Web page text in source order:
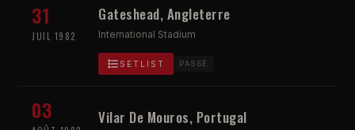
31
JUIL 1982
Gateshead, Angleterre
International Stadium
SETLIST PASSÉ
03 Vilar De Mouros, Portugal